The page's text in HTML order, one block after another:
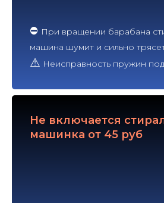
⛔ При вращении барабана
машина шумит и сильно
⚠ Неисправность пружин
Не включается
машинка от 45 руб